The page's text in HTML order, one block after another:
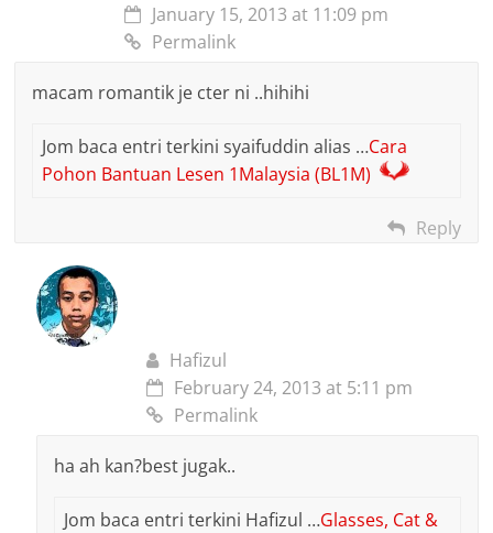
January 15, 2013 at 11:09 pm
Permalink
macam romantik je cter ni ..hihihi
Jom baca entri terkini syaifuddin alias …Cara
Pohon Bantuan Lesen 1Malaysia (BL1M)
Reply
Hafizul
February 24, 2013 at 5:11 pm
Permalink
ha ah kan?best jugak..
Jom baca entri terkini Hafizul …Glasses, Cat &